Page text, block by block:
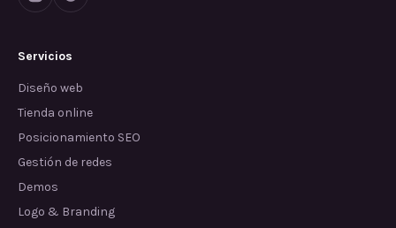
Servicios
Diseño web
Tienda online
Posicionamiento SEO
Gestión de redes
Demos
Logo & Branding